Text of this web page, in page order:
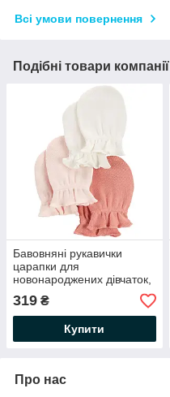
Всі умови повернення
Подібні товари компанії
Бавовняні рукавички
царапки для
новонароджених дівчаток,
0-3 міс., 3 пари Картерс
319 ₴
Купити
Про нас